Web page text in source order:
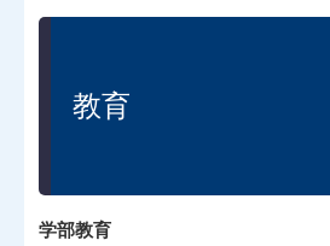
教育
学部教育